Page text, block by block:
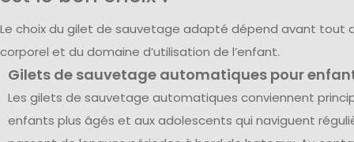
Le choix du gilet de sauvetage adapté dépend avant tout
corporel et du domaine d’utilisation de l’enfant.
Gilets de sauvetage automatiques pour
Les gilets de sauvetage automatiques conviennent
enfants plus âgés et aux adolescents qui naviguent